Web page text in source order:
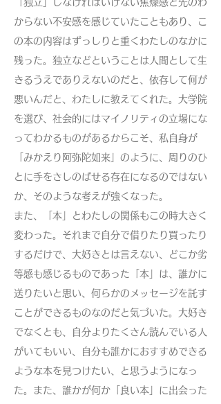
「独立」しなければいけない焦燥感と先のわ
からない不安感を感じていたこともあり、こ
の本の内容はずっしりと重くわたしのなかに
残った。独立などということは人間として生
きるうえでありえないのだと、依存して何が
悪いんだと、わたしに教えてくれた。大学院
を選び、社会的にはマイノリティの立場にな
ってわかるものがあるからこそ、私自身が
「みかえり阿弥陀如来」のように、周りのひ
とに手をさしのばせる存在になるのではない
か、そのような考えが強くなった。
また、「本」とわたしの関係もこの時大きく
変わった。それまで自分で借りたり買ったり
するだけで、大好きとは言えない、どこか劣
等感も感じるものであった「本」は、誰かに
送りたいと思い、何らかのメッセージを託す
ことができるものなのだと気づいた。大好き
でなくとも、自分よりたくさん読んでいる人
がいてもいい、自分も誰かにおすすめできる
ような本を見つけたい、と思うようになっ
た。また、誰かが何か「良い本」に出会った